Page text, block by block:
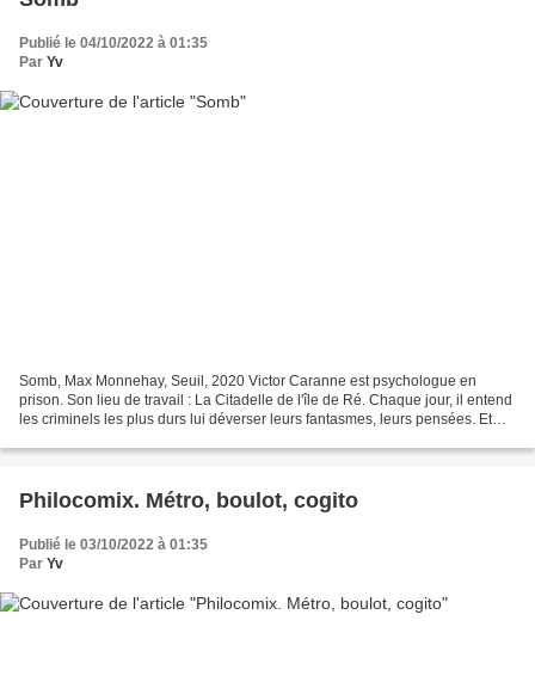
Publié le 04/10/2022 à 01:35
Par Yv
Somb, Max Monnehay, Seuil, 2020 Victor Caranne est psychologue en
prison. Son lieu de travail : La Citadelle de l'île de Ré. Chaque jour, il entend
les criminels les plus durs lui déverser leurs fantasmes, leurs pensées. Et
Philocomix. Métro, boulot, cogito
Publié le 03/10/2022 à 01:35
Par Yv